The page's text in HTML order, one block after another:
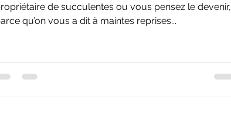
de succulentes ou vous pensez le devenir,
qu’on vous a dit à maintes reprises...